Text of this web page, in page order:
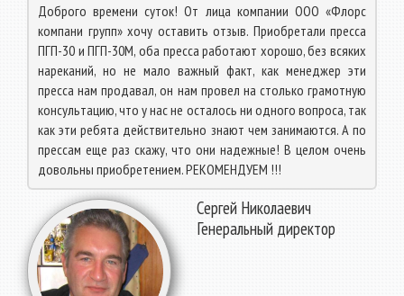
Доброго времени суток! От лица компании ООО «Флорс
компани групп» хочу оставить отзыв. Приобретали пресса
ПГП-30 и ПГП-30М, оба пресса работают хорошо, без всяких
нареканий, но не мало важный факт, как менеджер эти
пресса нам продавал, он нам провел на столько грамотную
консультацию, что у нас не осталось ни одного вопроса, так
как эти ребята действительно знают чем занимаются. А по
прессам еще раз скажу, что они надежные! В целом очень
довольны приобретением. РЕКОМЕНДУЕМ !!!
Сергей Николаевич
Генеральный директор